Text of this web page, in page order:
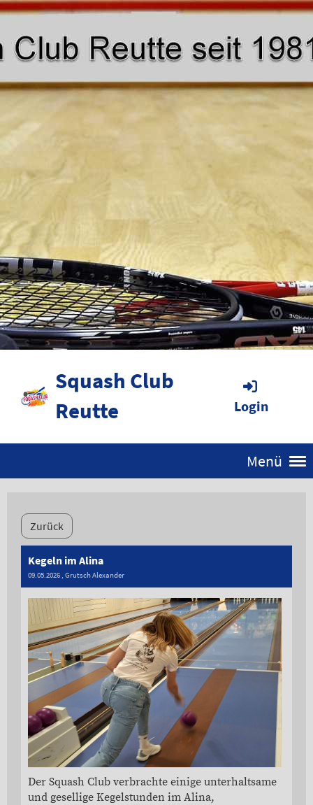
Squash Club
Reutte
Login
Menü
Zurück
Kegeln im Alina
09.05.2026 , Grutsch Alexander
Der Squash Club verbrachte einige unterhaltsame
und gesellige Kegelstunden im Alina,